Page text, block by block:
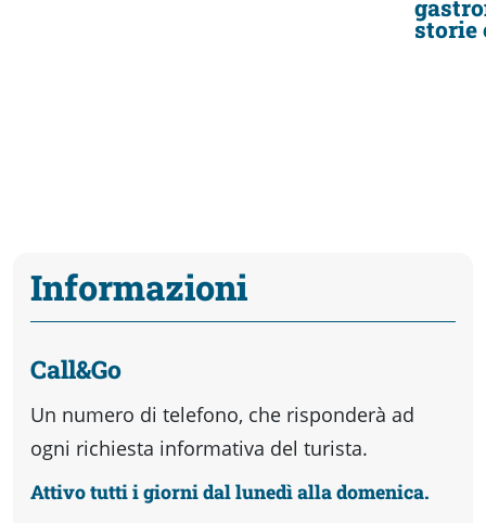
storie
Informazioni
Call&Go
Un numero di telefono, che risponderà ad
ogni richiesta informativa del turista.
Attivo tutti i giorni dal lunedì alla domenica.